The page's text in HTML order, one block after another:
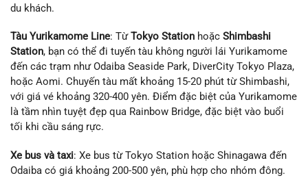
du khách.
Tàu Yurikamome Line: TừTokyo Station hoặc Shimbashi
Station, bạn có thể đi tuyến tàu không người lái Yurikamome
đến các trạm như Odaiba Seaside Park, DiverCity Tokyo Plaza,
hoặc Aomi. Chuyến tàu mất khoảng 15-20 phút từ Shimbashi,
với giá vé khoảng 320-400 yên. Điểm đặc biệt của Yurikamome
là tầm nhìn tuyệt đẹp qua Rainbow Bridge, đặc biệt vào buổi
tối khi cầu sáng rực.
Xe bus và taxi: Xe bus từ Tokyo Station hoặc Shinagawa đến
Odaiba có giá khoảng 200-500 yên, phù hợp cho nhóm đông.